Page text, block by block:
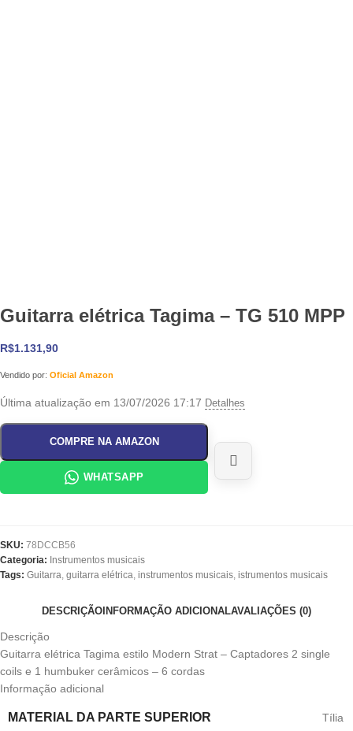
Guitarra elétrica Tagima – TG 510 MPP
R$1.131,90
Vendido por: Oficial Amazon
Última atualização em 13/07/2026 17:17 Detalhes
COMPRE NA AMAZON
WHATSAPP
SKU: 78DCCB56
Categoria: Instrumentos musicais
Tags: Guitarra, guitarra elétrica, instrumentos musicais, istrumentos musicais
DESCRIÇÃO INFORMAÇÃO ADICIONALAVALIAÇÕES (0)
Descrição
Guitarra elétrica Tagima estilo Modern Strat – Captadores 2 single
coils e 1 humbuker cerâmicos – 6 cordas
Informação adicional
MATERIAL DA PARTE SUPERIOR Tília